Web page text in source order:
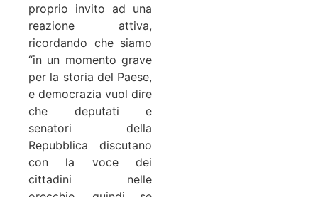
proprio invito ad una
reazione attiva,
ricordando che siamo
“in un momento grave
per la storia del Paese,
e democrazia vuol dire
che deputati e
senatori della
Repubblica discutano
con la voce dei
cittadini nelle